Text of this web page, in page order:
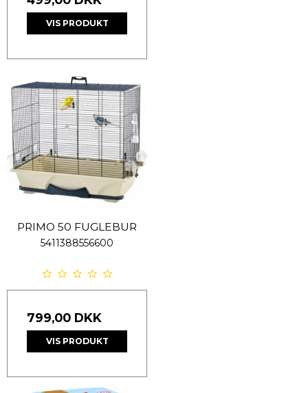
VIS PRODUKT
PRIMO 50 FUGLEBUR
5411388556600
799,00 DKK
VIS PRODUKT